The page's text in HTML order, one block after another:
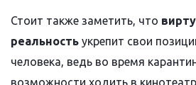
Стоит также заметить, что
реальность укрепит свои
человека, ведь во время
возможности ходить в